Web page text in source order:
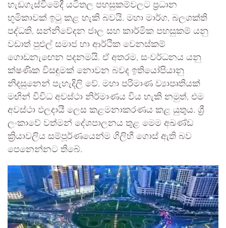
හැඩගැස්වීමේදී යටිතල පහසුකම්වලට ප්‍රධාන
භූමිකාවක් ඉටු කළ හැකි බවයි. මහා මාර්ග, බලශක්ති
පද්ධති, සන්නිවේදන ජාල සහ කාර්මික පහසුකම් යනු
වඩාත් පුළුල් සමාජ හා ආර්ථික වෙනස්කම්
ගොඩනැඟෙන පදනමයි. ඒ අතරම, සංවර්ධනය යනු
ක්ෂණික විසඳුමක් නොවන බවද ඉතියෝපියානු
නිදසුනෙන් පැහැදිලි වේ. මහා පරිමාණ ව්‍යාපෘතියක්
මඟින් විවිධ අවස්ථා නිර්මාණය විය හැකි නමුත්, එම
අවස්ථා ඵලදායී ලෙස කළමනාකරණය කළ යුතුය. ශ්‍රී
ලංකාවේ වත්මන් දේශපාලනය තුළ මෙම අඛණ්ඩ
ක්‍රියාවලිය සම්පූර්ණයෙන්ම ගිලිහී ගොස් ඇති බව
පෙනෙන්නට තිබේ.